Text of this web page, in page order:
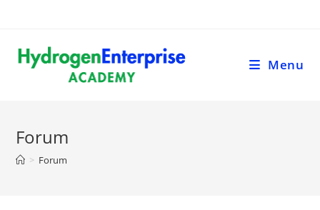
Menu
Forum
> Forum